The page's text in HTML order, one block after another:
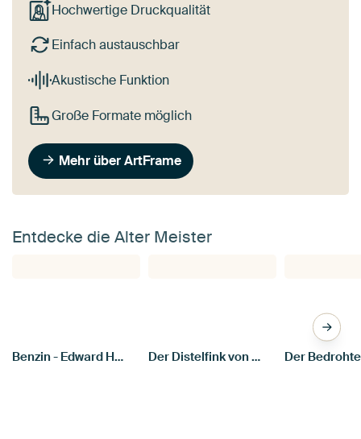
Hochwertige Druckqualität
Einfach austauschbar
Akustische Funktion
Große Formate möglich
Mehr über ArtFrame
Entdecke die Alter Meister
Benzin - Edward Hopper Der Distelfink von Carel Fabritius